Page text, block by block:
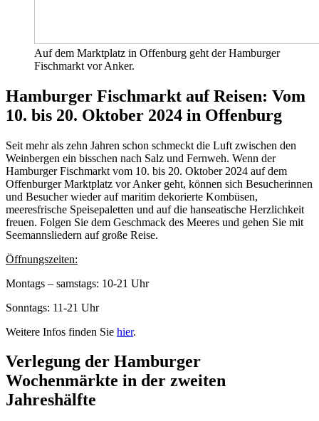
Auf dem Marktplatz in Offenburg geht der Hamburger
Fischmarkt vor Anker.
Hamburger Fischmarkt auf Reisen: Vom
10. bis 20. Oktober 2024 in Offenburg
Seit mehr als zehn Jahren schon schmeckt die Luft zwischen den
Weinbergen ein bisschen nach Salz und Fernweh. Wenn der
Hamburger Fischmarkt vom 10. bis 20. Oktober 2024 auf dem
Offenburger Marktplatz vor Anker geht, können sich Besucherinnen
und Besucher wieder auf maritim dekorierte Kombüsen,
meeresfrische Speisepaletten und auf die hanseatische Herzlichkeit
freuen. Folgen Sie dem Geschmack des Meeres und gehen Sie mit
Seemannsliedern auf große Reise.
Öffnungszeiten:
Montags – samstags: 10-21 Uhr
Sonntags: 11-21 Uhr
Weitere Infos finden Sie hier.
Verlegung der Hamburger
Wochenmärkte in der zweiten
Jahreshälfte